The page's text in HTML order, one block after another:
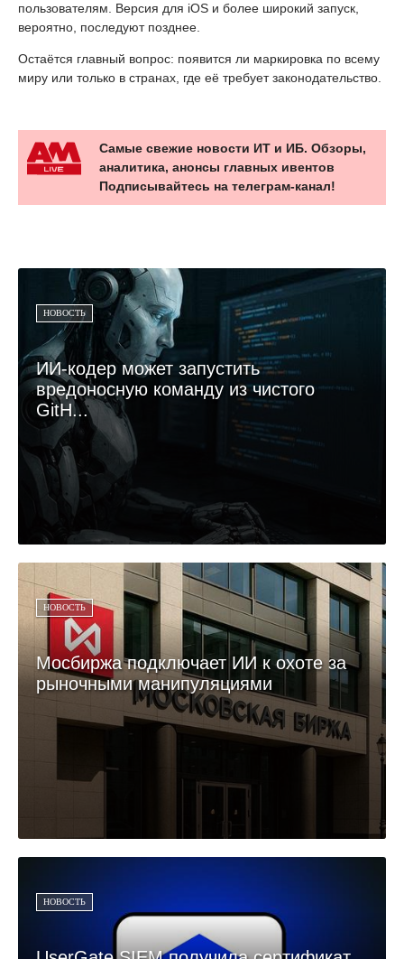
пользователям. Версия для iOS и более широкий запуск,
вероятно, последуют позднее.
Остаётся главный вопрос: появится ли маркировка по всему
миру или только в странах, где её требует законодательство.
Самые свежие новости ИТ и ИБ. Обзоры,
аналитика, анонсы главных ивентов
Подписывайтесь на телеграм-канал!
НОВОСТЬ
ИИ-кодер может запустить
вредоносную команду из чистого
GitH...
НОВОСТЬ
Мосбиржа подключает ИИ к охоте за
рыночными манипуляциями
НОВОСТЬ